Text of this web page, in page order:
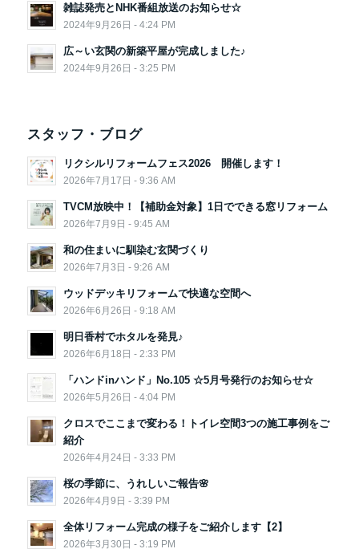
雑誌発売とNHK番組放送のお知らせ☆
2024年9月26日 - 4:24 PM
広～い玄関の新築平屋が完成しました♪
2024年9月26日 - 3:25 PM
スタッフ・ブログ
リクシルリフォームフェス2026 開催します！
2026年7月17日 - 9:36 AM
TVCM放映中！【補助金対象】1日でできる窓リフォーム
2026年7月9日 - 9:45 AM
和の住まいに馴染む玄関づくり
2026年7月3日 - 9:26 AM
ウッドデッキリフォームで快適な空間へ
2026年6月26日 - 9:18 AM
明日香村でホタルを発見♪
2026年6月18日 - 2:33 PM
「ハンドinハンド」No.105 ☆5月号発行のお知らせ☆
2026年5月26日 - 4:04 PM
クロスでここまで変わる！トイレ空間3つの施工事例をご
紹介
2026年4月24日 - 3:33 PM
桜の季節に、うれしいご報告🌸
2026年4月9日 - 3:39 PM
全体リフォーム完成の様子をご紹介します【2】
2026年3月30日 - 3:19 PM